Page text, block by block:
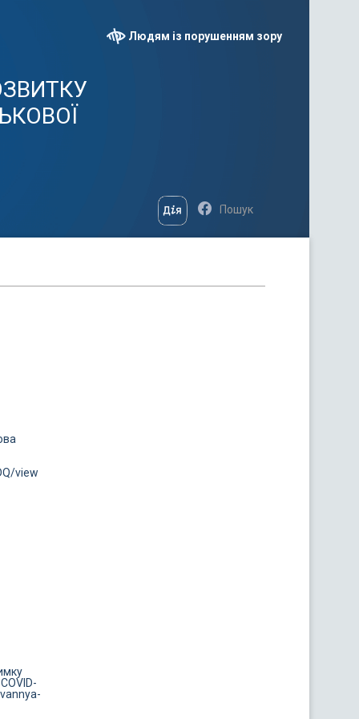
Людям із порушенням зору
view